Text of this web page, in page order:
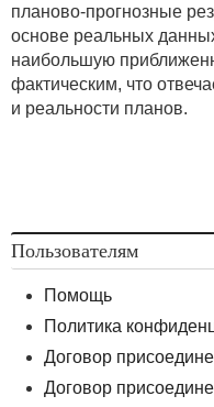
планово-прогнозные
основе реальных
наибольшую
фактическим, что
и реальности планов.
Пользователям
Помощь
Политика
Договор
Договор